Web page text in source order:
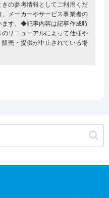
の参考情報としてご利用くだ
メーカーやサービス事業者の
ます。◆記事内容は記事作成時
リニューアルによって仕様や
売・提供が中止されている場